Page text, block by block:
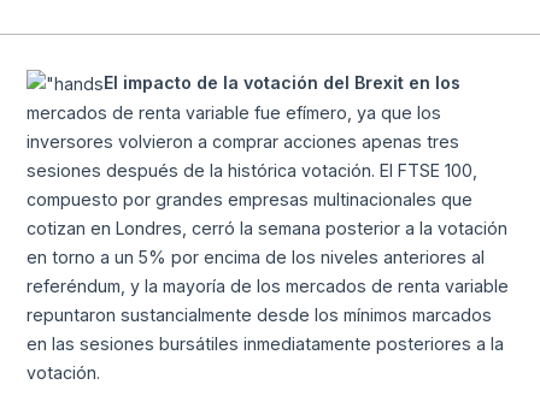
El impacto de la votación del Brexit en los
mercados de renta variable fue efímero, ya que los
inversores volvieron a comprar acciones apenas tres
sesiones después de la histórica votación. El FTSE 100,
compuesto por grandes empresas multinacionales que
cotizan en Londres, cerró la semana posterior a la votación
en torno a un 5% por encima de los niveles anteriores al
referéndum, y la mayoría de los mercados de renta variable
repuntaron sustancialmente desde los mínimos marcados
en las sesiones bursátiles inmediatamente posteriores a la
votación.